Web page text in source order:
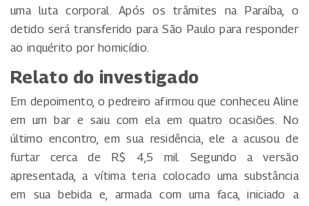
uma luta corporal. Após os trâmites na Paraíba, o
detido será transferido para São Paulo para responder
ao inquérito por homicídio.
Relato do investigado
Em depoimento, o pedreiro afirmou que conheceu Aline
em um bar e saiu com ela em quatro ocasiões. No
último encontro, em sua residência, ele a acusou de
furtar cerca de R$ 4,5 mil. Segundo a versão
apresentada, a vítima teria colocado uma substância
em sua bebida e, armada com uma faca, iniciado a